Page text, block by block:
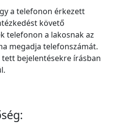
a telefonon érkezett
követő
telefonon a lakosnak az
megadja telefonszámát.
bejelentésekre írásban